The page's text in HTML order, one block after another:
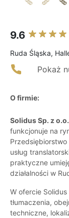
9.6
Ruda Śląska,
Pokaż
O firmie:
Solidus Sp. z o.o.
funkcjonuje na
usług
praktyczne
działalności w
W ofercie
tłumaczenia,
techniczne,